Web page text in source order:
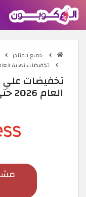
جميع المتاجر
تخفيضات نهاية العام
تخفيضات
العام 2026 حتى 70%